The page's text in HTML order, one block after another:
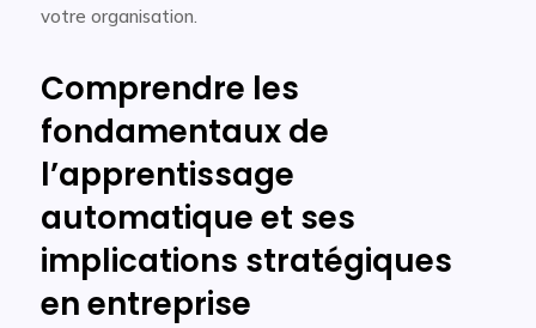
votre organisation.
Comprendre les
fondamentaux de
l’apprentissage
automatique et ses
implications stratégiques
en entreprise